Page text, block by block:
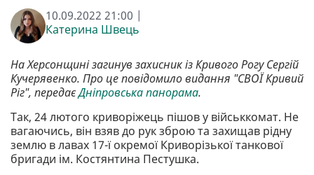
10.09.2022 21:00 |
Катерина Швець
На Херсонщині загинув захисник із Кривого Рогу Сергій
Кучерявенко. Про це повідомило видання "СВОЇ Кривий
Ріг", передаєДніпровська панорама.
Так, 24 лютого криворіжець пішов у військкомат. Не
вагаючись, він взяв до рук зброю та захищав рідну
землю в лавах 17-ї окремої Криворізької танкової
бригади ім. Костянтина Пестушка.